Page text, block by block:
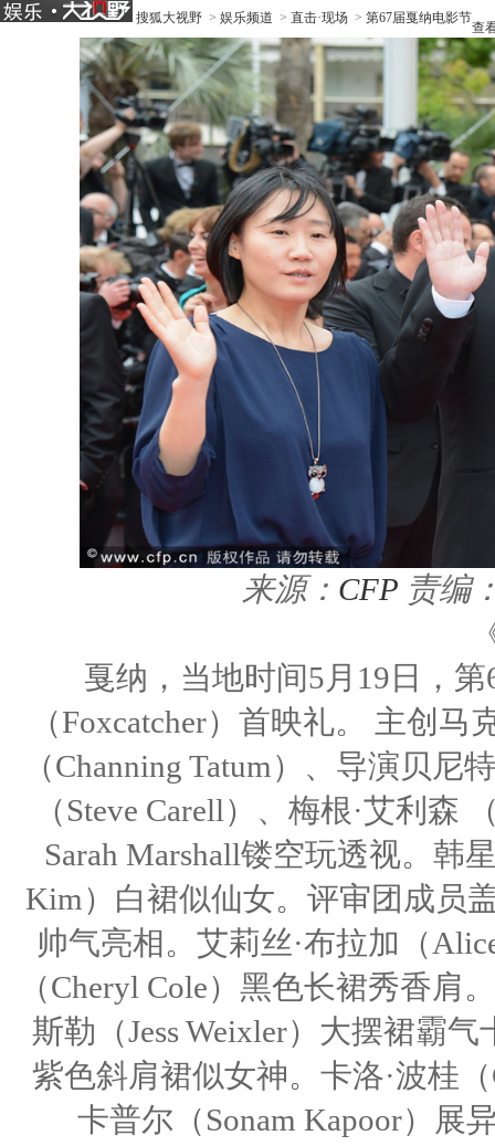
搜狐大视野 > 娱乐频道 > 直击·现场 > 第67届戛纳电影节
查
来源： CFP 责编
戛纳，当地时间5月19日，
（Foxcatcher）首映礼。 主创
（Channing Tatum）、导演贝尼
（Steve Carell）、梅根·艾利森
Sarah Marshall镂空玩透视。韩
Kim）白裙似仙女。评审团成员
帅气亮相。艾莉丝·布拉加（
（Cheryl Cole）黑色长裙秀香肩
斯勒（Jess Weixler）大摆裙霸气
紫色斜肩裙似女神。卡洛·波桂
卡普尔（Sonam Kapoor）展